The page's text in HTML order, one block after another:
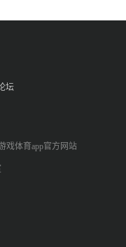
坛
戏体育app官方网站